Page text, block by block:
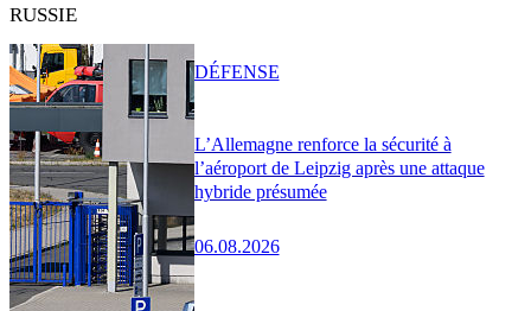
RUSSIE
L’Allemagne renforce la sécurité à
l’aéroport de Leipzig après une attaque
hybride présumée
06.08.2026
DÉFENSE